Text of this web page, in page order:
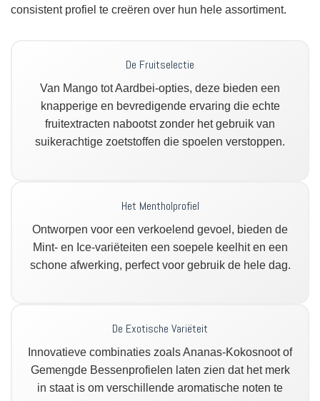
consistent profiel te creëren over hun hele assortiment.
De Fruitselectie
Van Mango tot Aardbei-opties, deze bieden een
knapperige en bevredigende ervaring die echte
fruitextracten nabootst zonder het gebruik van
suikerachtige zoetstoffen die spoelen verstoppen.
Het Mentholprofiel
Ontworpen voor een verkoelend gevoel, bieden de
Mint- en Ice-variëteiten een soepele keelhit en een
schone afwerking, perfect voor gebruik de hele dag.
De Exotische Variëteit
Innovatieve combinaties zoals Ananas-Kokosnoot of
Gemengde Bessenprofielen laten zien dat het merk
in staat is om verschillende aromatische noten te